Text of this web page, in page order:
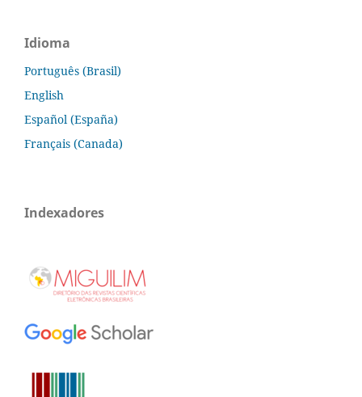
Idioma
Português (Brasil)
English
Español (España)
Français (Canada)
Indexadores